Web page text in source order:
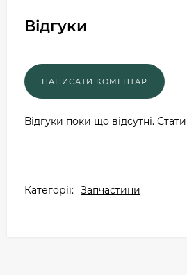
Відгуки
Відгуки поки що відсутні.
Категорії: Запчастини